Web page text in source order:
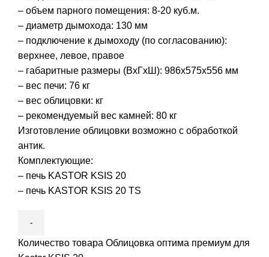
– объем парного помещения: 8-20 куб.м.
– диаметр дымохода: 130 мм
– подключение к дымоходу (по согласованию):
верхнее, левое, правое
– габаритные размеры (ВхГхШ): 986х575х556 мм
– вес печи: 76 кг
– вес облицовки: кг
– рекомендуемый вес камней: 80 кг
Изготовление облицовки возможно с обработкой
антик.
Комплектующие:
– печь KASTOR KSIS 20
– печь KASTOR KSIS 20 TS
Количество товара Облицовка оптима премиум для